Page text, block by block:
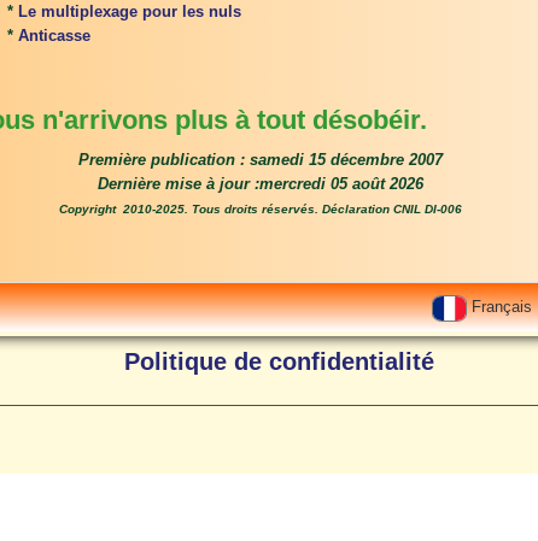
* Le multiplexage pour les nuls
* Anticasse
n'arrivons plus à tout désobéir.
Première publication : samedi 15 décembre 2007
Dernière mise à jour :mercredi 05 août 2026
Copyright 2010-2025. Tous droits réservés. Déclaration CNIL DI-006
Français
Politique de confidentialité